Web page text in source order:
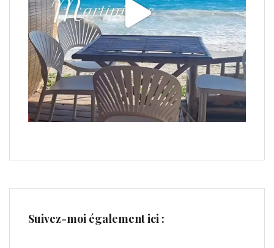
Suivez-moi également ici :